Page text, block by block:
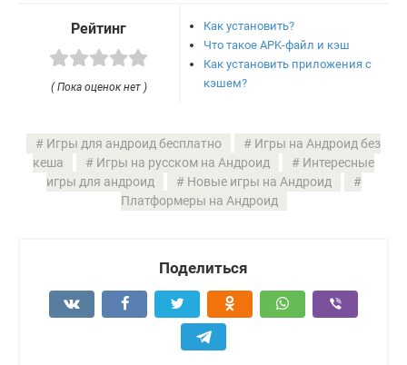
Рейтинг
( Пока оценок нет )
Как установить?
Что такое APK-файл и кэш
Как установить приложения с
кэшем?
Игры для андроид бесплатно
Игры на Андроид без
кеша
Игры на русском на Андроид
Интересные
игры для андроид
Новые игры на Андроид
Платформеры на Андроид
Поделиться